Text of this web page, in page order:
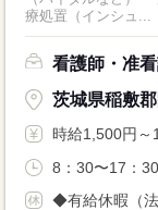
療処置（インシュ...
看護師・准
茨城県稲敷
時給1,500円～
8：30〜17：
◆有給休暇（